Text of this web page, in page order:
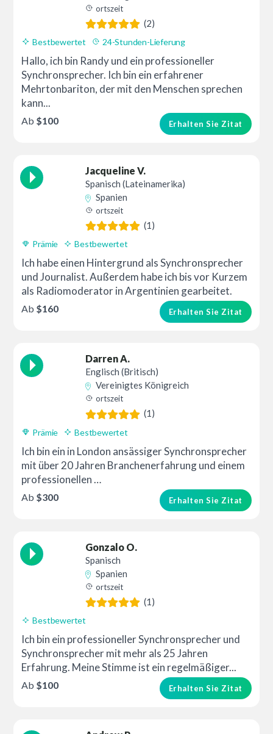
ortszeit
(2)
Bestbewertet 24-Stunden-Lieferung
Hallo, ich bin Randy und ein professioneller
Synchronsprecher. Ich bin ein erfahrener
Mehrtonbariton, der mit den Menschen sprechen
kann...
Erhalten Sie Zitat
Ab $100
Jacqueline V.
Spanisch (Lateinamerika)
Spanien
ortszeit
(1)
Prämie Bestbewertet
Ich habe einen Hintergrund als Synchronsprecher
und Journalist. Außerdem habe ich bis vor Kurzem
als Radiomoderator in Argentinien gearbeitet.
Erhalten Sie Zitat
Ab $160
Darren A.
Englisch (Britisch)
Vereinigtes Königreich
ortszeit
(1)
Prämie Bestbewertet
Ich bin ein in London ansässiger Synchronsprecher
mit über 20 Jahren Branchenerfahrung und einem
professionellen …
Erhalten Sie Zitat
Ab $300
Gonzalo O.
Spanisch
Spanien
ortszeit
(1)
Bestbewertet
Ich bin ein professioneller Synchronsprecher und
Synchronsprecher mit mehr als 25 Jahren
Erfahrung. Meine Stimme ist ein regelmäßiger...
Erhalten Sie Zitat
Ab $100